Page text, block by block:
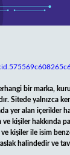
bir marka,
Sitede yalnızca
yer alan içerikler
kişiler hakkında
kişiler ile isim
halindedir ve